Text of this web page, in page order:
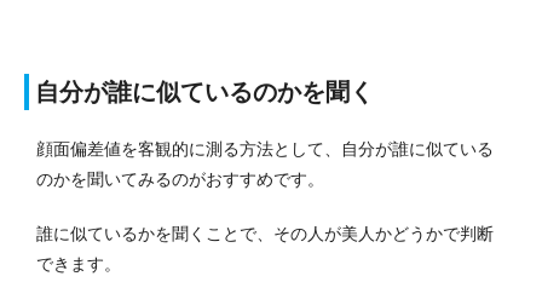
自分が誰に似ているのかを聞く
顔面偏差値を客観的に測る方法として、自分が誰に似ている
のかを聞いてみるのがおすすめです。
誰に似ているかを聞くことで、その人が美人かどうかで判断
できます。